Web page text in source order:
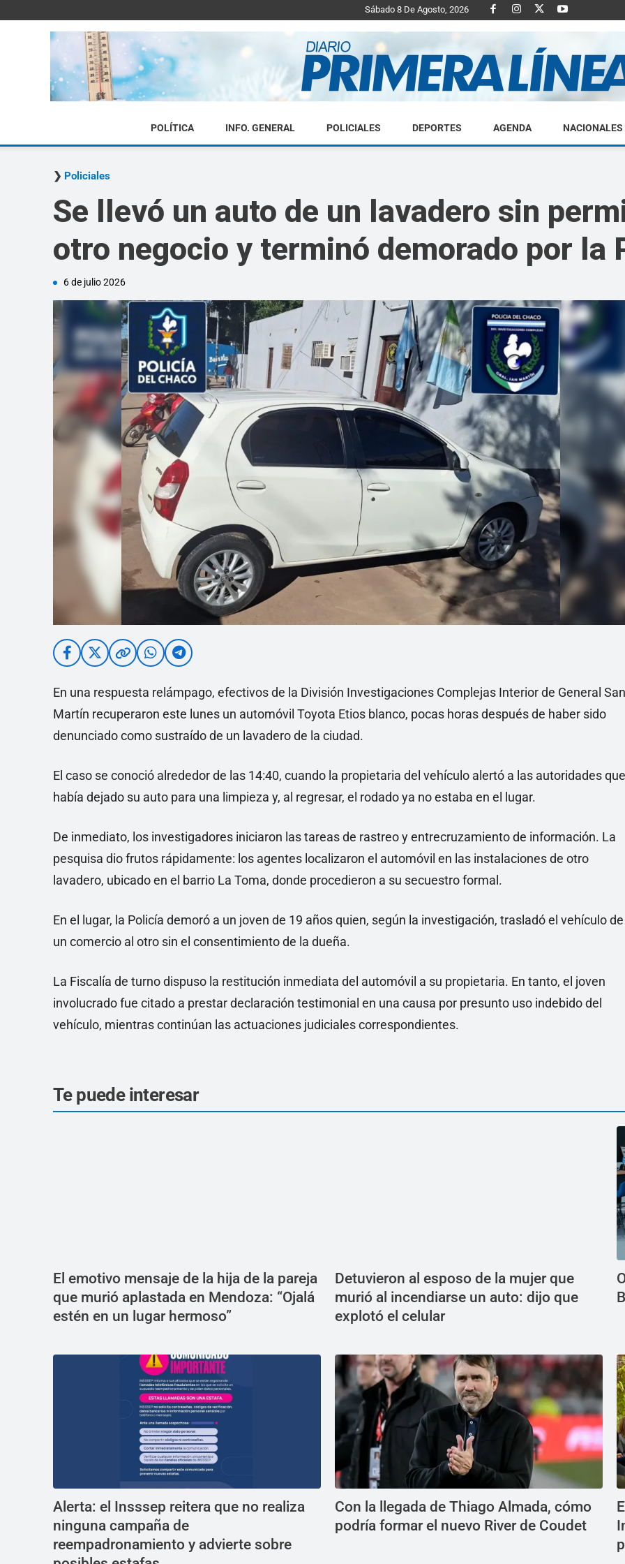
Sábado 8 De Agosto, 2026
Diario
Primera
Linea
POLÍTICA INFO. GENERAL POLICIALES DEPORTES AGENDA NACIONALES
Policiales
Se llevó un auto de un lavadero sin
otro negocio y terminó demorado por la
6 de julio 2026
En una respuesta relámpago, efectivos de la División Investigaciones Complejas Interior de General San
Martín recuperaron este lunes un automóvil Toyota Etios blanco, pocas horas después de haber sido
denunciado como sustraído de un lavadero de la ciudad.
El caso se conoció alrededor de las 14:40, cuando la propietaria del vehículo alertó a las autoridades que
había dejado su auto para una limpieza y, al regresar, el rodado ya no estaba en el lugar.
De inmediato, los investigadores iniciaron las tareas de rastreo y entrecruzamiento de información. La
pesquisa dio frutos rápidamente: los agentes localizaron el automóvil en las instalaciones de otro
lavadero, ubicado en el barrio La Toma, donde procedieron a su secuestro formal.
En el lugar, la Policía demoró a un joven de 19 años quien, según la investigación, trasladó el vehículo de
un comercio al otro sin el consentimiento de la dueña.
La Fiscalía de turno dispuso la restitución inmediata del automóvil a su propietaria. En tanto, el joven
involucrado fue citado a prestar declaración testimonial en una causa por presunto uso indebido del
vehículo, mientras continúan las actuaciones judiciales correspondientes.
Te puede interesar
El emotivo mensaje de la hija de la pareja
que murió aplastada en Mendoza: “Ojalá
estén en un lugar hermoso”
Detuvieron al esposo de la mujer que
murió al incendiarse un auto: dijo que
explotó el celular
Alerta: el Insssep reitera que no realiza
ninguna campaña de
reempadronamiento y advierte sobre
Con la llegada de Thiago Almada, cómo
podría formar el nuevo River de Coudet